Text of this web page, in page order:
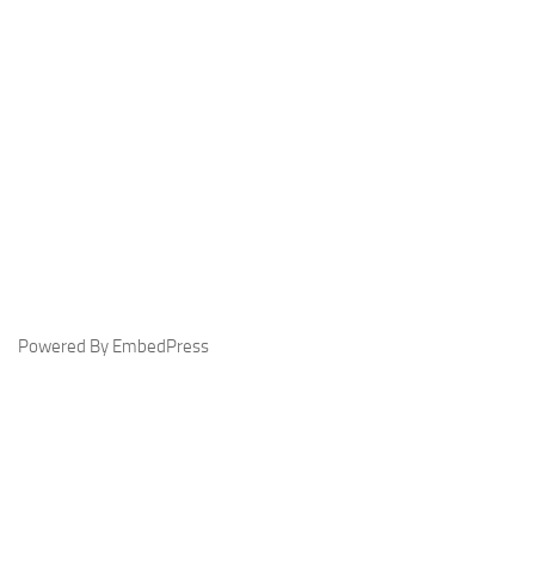
Powered By EmbedPress